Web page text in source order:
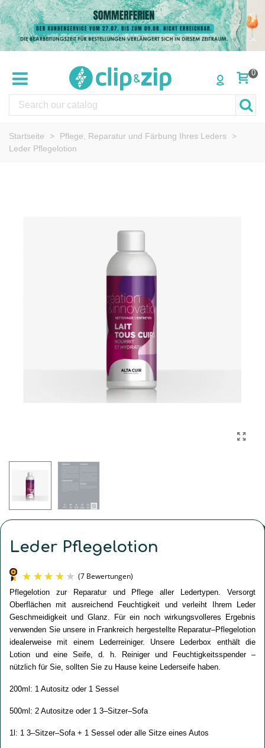
0
Startseite > Pflege, Reparatur und Färbung Ihres Leders
>
Leder Pflegelotion
Leder Pflegelotion
Pflegelotion zur Reparatur und Pflege aller Ledertypen. Versorgt
Oberflächen mit ausreichend Feuchtigkeit und verleiht Ihrem Leder
Geschmeidigkeit und Glanz. Für ein noch wirkungsvolleres Ergebnis
verwenden Sie unsere in Frankreich hergestellte Reparatur–Pflegelotion
idealerweise mit einem Lederreiniger. Unsere Lederbox enthält die
Lotion und eine Seife, d. h. Reiniger und Feuchtigkeitsspender –
nützlich für Sie, sollten Sie zu Hause keine Lederseife haben.
200ml: 1 Autositz oder 1 Sessel
500ml: 2 Autositze oder 1 3–Sitzer–Sofa
1l: 1 3–Sitzer–Sofa + 1 Sessel oder alle Sitze eines Autos